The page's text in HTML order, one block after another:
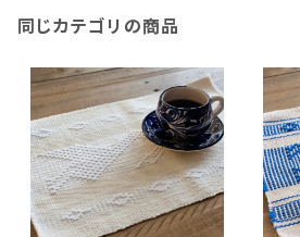
同じカテゴリの商品